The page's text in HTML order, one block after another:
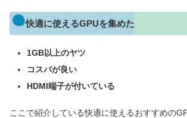
快適に使えるGPUを集めた
1GB以上のヤツ
コスパが良い
HDMI端子が付いている
ここで紹介している快適に使えるおすすめの